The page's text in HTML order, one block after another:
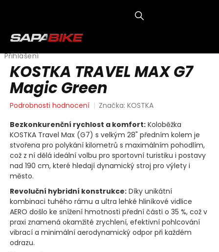
Přihlášení
KOSTKA TRAVEL MAX G7
Magic Green
Průměrné
produktu
je
0,0
5
hvězdiček.
Podrobnosti hodnocení Značka:KOSTKA
Bezkonkurenční rychlost a komfort: Koloběžka
KOSTKA Travel Max (G7) s velkým 28" předním kolem je
stvořena pro polykání kilometrů s maximálním pohodlím,
což z ní dělá ideální volbu pro sportovní turistiku i postavy
nad 190 cm, které hledají dynamický stroj pro výlety i
město.
Revoluční hybridní konstrukce: Díky unikátní
kombinaci tuhého rámu a ultra lehké hliníkové vidlice
AERO došlo ke snížení hmotnosti přední části o 35 %, což v
praxi znamená okamžité zrychlení, efektivní pohlcování
vibrací a minimální aerodynamický odpor při každém
odrazu.